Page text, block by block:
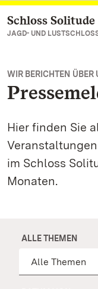
Zum Hauptinhalt
Schloss Solitude
JAGD- UND
WIR BERICHTEN ÜBER
Hier finden Sie
im Schloss
Monaten.
ALLE THEMEN